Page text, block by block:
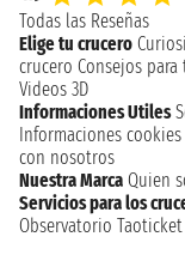
Todas las Reseñas
Elige tu crucero
crucero Consejos para
Videos 3D
Informaciones Utiles
Informaciones cookies
con nosotros
Nuestra Marca Quien
Servicios para los
Observatorio Taoticket